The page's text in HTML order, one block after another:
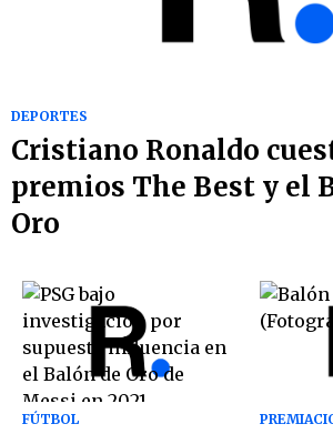
DEPORTES
Cristiano Ronaldo
premios The Best y el
Oro
FÚTBOL